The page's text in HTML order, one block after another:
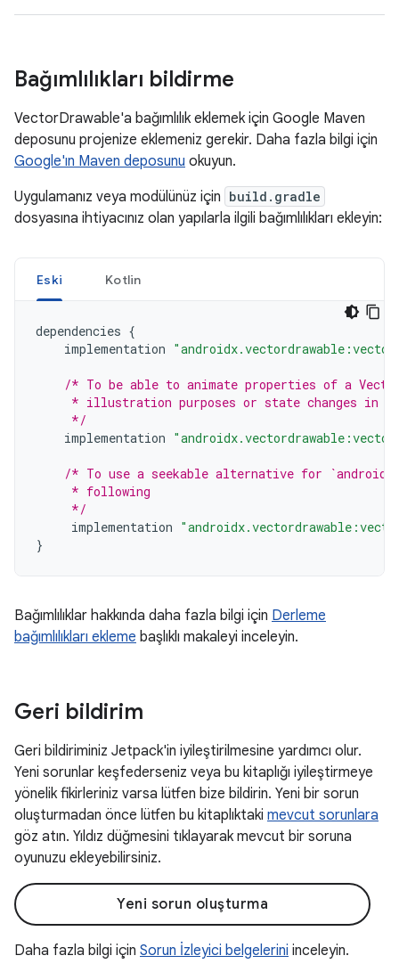
Bağımlılıkları bildirme
VectorDrawable'a bağımlılık eklemek için Google Maven
deposunu projenize eklemeniz gerekir. Daha fazla bilgi için
Google'ın Maven deposunu okuyun.
Uygulamanız veya modülünüz için build.gradle
dosyasına ihtiyacınız olan yapılarla ilgili bağımlılıkları ekleyin:
Eski Kotlin
dependencies {
implementation
/* To be able to animate properties of a
* illustration purposes or state changes in
     */
implementation
/* To use a seekable alternative for
     * following
     */
implementation
}
Bağımlılıklar hakkında daha fazla bilgi için Derleme
bağımlılıkları ekleme başlıklı makaleyi inceleyin.
Geri bildirim
Geri bildiriminiz Jetpack'in iyileştirilmesine yardımcı olur.
Yeni sorunlar keşfederseniz veya bu kitaplığı iyileştirmeye
yönelik fikirleriniz varsa lütfen bize bildirin. Yeni bir sorun
oluşturmadan önce lütfen bu kitaplıktaki mevcut sorunlara
göz atın. Yıldız düğmesini tıklayarak mevcut bir soruna
oyunuzu ekleyebilirsiniz.
Yeni sorun oluşturma
Daha fazla bilgi için Sorun İzleyici belgelerini inceleyin.